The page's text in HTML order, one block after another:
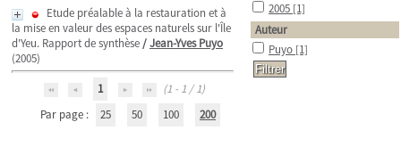
Etude préalable à la restauration et à
la mise en valeur des espaces naturels sur l'Île
d'Yeu. Rapport de synthèse/Jean-Yves Puyo
(2005)
1
(1 - 1 / 1)
Par page :
25 50 100 200
2005 [1]
Auteur
Puyo [1]